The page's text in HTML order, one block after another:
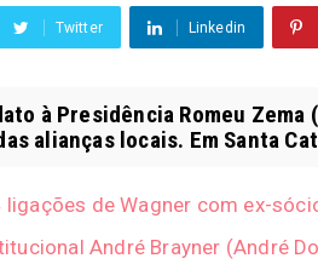
Twitter Linkedin
à Presidência Romeu
alianças locais. Em Santa
ligações de Wagner com ex-
André Brayner (André